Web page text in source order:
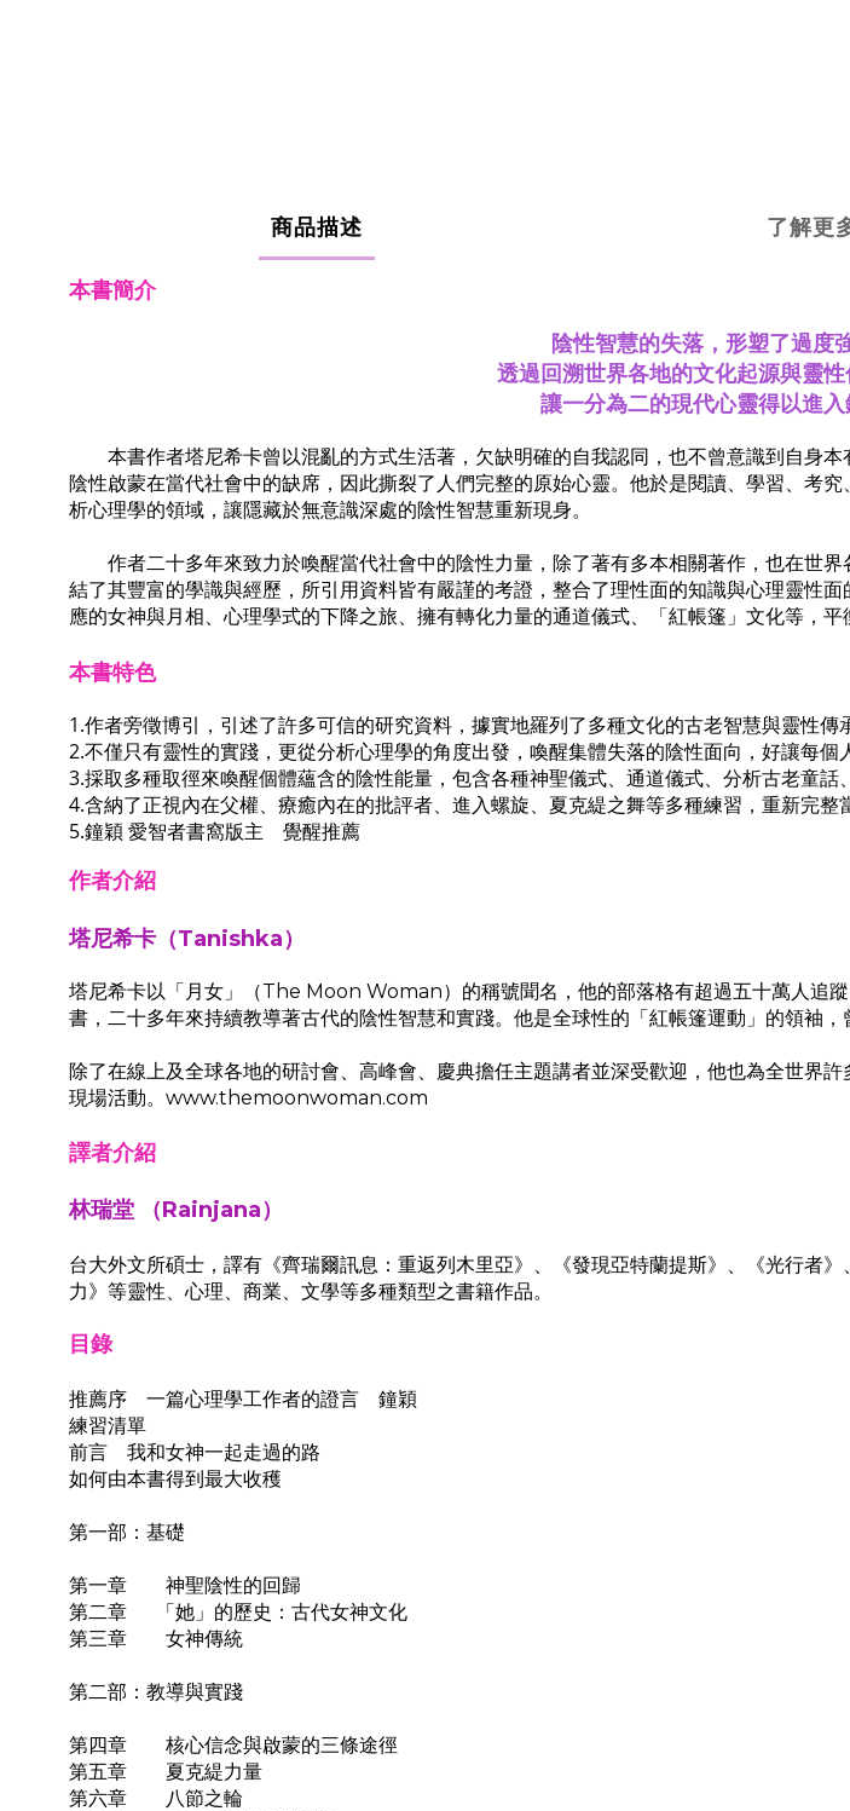
商品描述 了解更
本書簡介
陰性智慧的失落，形塑了過度
透過回溯世界各地的文化起源與靈性
讓一分為二的現代心靈得以進
本書作者塔尼希卡曾以混亂的方式生活著，欠缺明確的自我認同，也不曾意識到自身本
陰性啟蒙在當代社會中的缺席，因此撕裂了人們完整的原始心靈。 他於是閱讀、學習、考究
析心理學的領域，讓隱藏於無意識深處的陰性智慧重新現身。
作者二十多年來致力於喚醒當代社會中的陰性力量，除了著有多本相關著作， 也在世界
結了其豐富的學識與經歷，所引用資料皆有嚴謹的考證，整合了理性面的知識與心理靈性面
應的女神與月相、心理學式的下降之旅、擁有轉化力量的通道儀式、「紅帳篷」文化等， 平
本書特色
1.作者旁徵博引，引述了許多可信的研究資料，據實地羅列了多種文化的古老智慧與靈性
2.不僅只有靈性的實踐，更從分析心理學的角度出發，喚醒集體失落的陰性面向，好讓每個
3.採取多種取徑來喚醒個體蘊含的陰性能量，包含各種神聖儀式、通道儀式、分析古老童話
4.含納了正視內在父權、療癒內在的批評者、進入螺旋、夏克緹之舞等多種練習，重新完整
5.鐘穎 愛智者書窩版主 覺醒推薦
作者介紹
塔尼希卡（Tanishka）
塔尼希卡以「月女」（The Moon Woman）的稱號聞名，他的部落格有超過五十萬人追
書，二十多年來持續教導著古代的陰性智慧和實踐。他是全球性的「紅帳篷運動」的領袖，
除了在線上及全球各地的研討會、高峰會、慶典擔任主題講者並深受歡迎，他也為全世界
現場活動。www.themoonwoman.com
譯者介紹
林瑞堂 （Rainjana）
台大外文所碩士，譯有《齊瑞爾訊息：重返列木里亞》、《發現亞特蘭提斯》、《光行者
力》等靈性、心理、商業、文學等多種類型之書籍作品。
目錄
推薦序 一篇心理學工作者的證言 鐘穎
練習清單
前言 我和女神一起走過的路
如何由本書得到最大收穫
第一部：基礎
第一章 神聖陰性的回歸
第二章 「她」的歷史：古代女神文化
第三章 女神傳統
第二部：教導與實踐
第四章 核心信念與啟蒙的三條途徑
第五章 夏克緹力量
第六章 八節之輪